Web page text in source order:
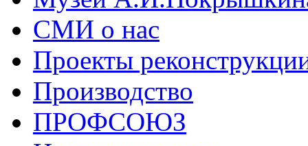
СМИ о нас
Проекты
Производство
ПРОФСОЮЗ